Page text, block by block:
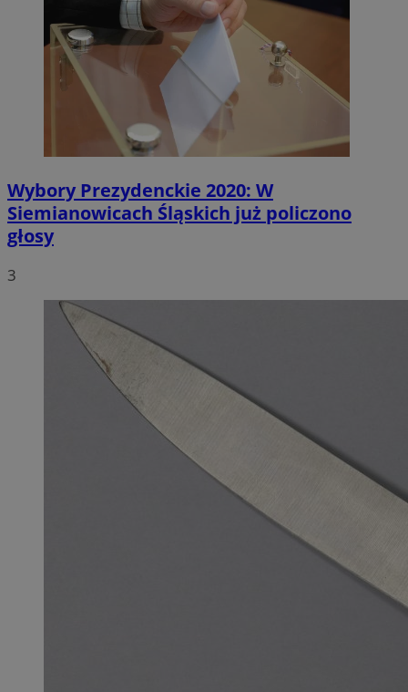
Wybory Prezydenckie 2020: W
Siemianowicach Śląskich już policzono
głosy
3